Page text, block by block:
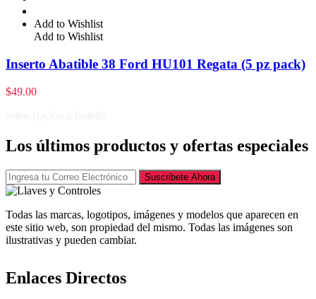
Add to Wishlist
Add to Wishlist
Inserto Abatible 38 Ford HU101 Regata (5 pz pack)
$49.00
Los últimos productos y ofertas especiales
Suscribete Ahora
Todas las marcas, logotipos, imágenes y modelos que aparecen en
este sitio web, son propiedad del mismo. Todas las imágenes son
ilustrativas y pueden cambiar.
Enlaces Directos